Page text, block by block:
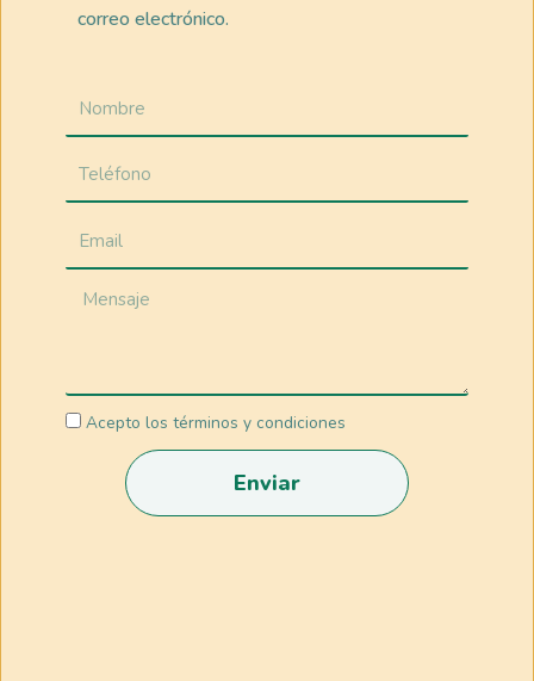
correo electrónico.
Acepto los términos y condiciones
Enviar